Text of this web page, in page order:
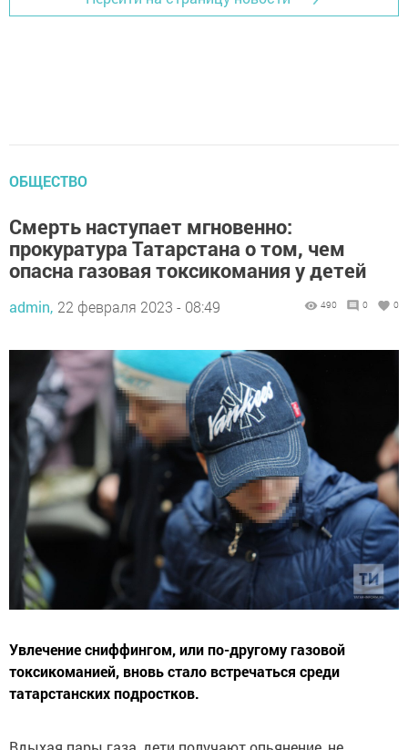
ОБЩЕСТВО
Смерть наступает мгновенно:
прокуратура Татарстана о том, чем
опасна газовая токсикомания у детей
admin, 22 февраля 2023 - 08:49 490 0 0
Увлечение сниффингом, или по-другому газовой
токсикоманией, вновь стало встречаться среди
татарстанских подростков.